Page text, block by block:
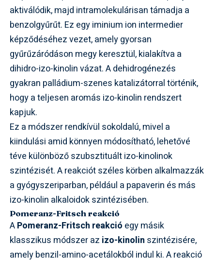
aktiválódik, majd intramolekulárisan támadja a
benzolgyűrűt. Ez egy iminium ion intermedier
képződéséhez vezet, amely gyorsan
gyűrűzáródáson megy keresztül, kialakítva a
dihidro-izo-kinolin vázat. A dehidrogénezés
gyakran palládium-szenes katalizátorral történik,
hogy a teljesen aromás izo-kinolin rendszert
kapjuk.
Ez a módszer rendkívül sokoldalú, mivel a
kiindulási amid könnyen módosítható, lehetővé
téve különböző szubsztituált izo-kinolinok
szintézisét. A reakciót széles körben alkalmazzák
a gyógyszeriparban, például a papaverin és más
izo-kinolin alkaloidok szintézisében.
Pomeranz-Fritsch reakció
APomeranz-Fritsch reakció egy másik
klasszikus módszer az izo-kinolin szintézisére,
amely benzil-amino-acetálokból indul ki. A reakció